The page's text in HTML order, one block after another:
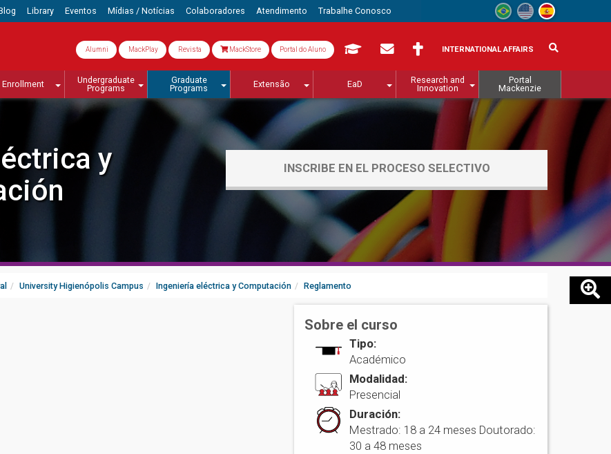
Library Eventos Mídias / Notícias Colaboradores Atendimento Trabalhe Conosco
Alumni MackPlay Revista MackStore Portal do Aluno INTERNATIONAL AFFAIRS
Enrollment
Undergraduate
Programs
Graduate
Programs
Extensão EaD
Research and
Innovation
Portal
Mackenzie
y
INSCRIBE EN EL PROCESO SELECTIVO
University Higienópolis Campus Ingeniería eléctrica y Computación Reglamento
Sobre el curso
Tipo:
Académico
Modalidad:
Presencial
Duración:
Mestrado: 18 a 24 meses Doutorado:
30 a 48 meses